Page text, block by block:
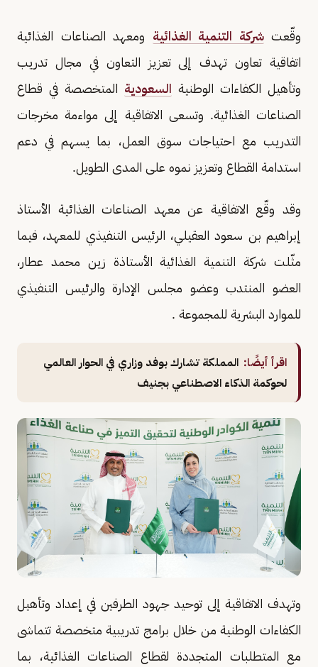
وقّعتشركة التنمية الغذائية ومعهد الصناعات الغذائية
اتفاقية تعاون تهدف إلى تعزيز التعاون في مجال تدريب
وتأهيل الكفاءات الوطنية السعودية المتخصصة في قطاع
الصناعات الغذائية. وتسعى الاتفاقية إلى مواءمة مخرجات
التدريب مع احتياجات سوق العمل، بما يسهم في دعم
استدامة القطاع وتعزيز نموه على المدى الطويل.
وقد وقّع الاتفاقية عن معهد الصناعات الغذائية الأستاذ
إبراهيم بن سعود العقيلي، الرئيس التنفيذي للمعهد، فيما
مثّلت شركة التنمية الغذائية الأستاذة زين محمد عطار،
العضو المنتدب وعضو مجلس الإدارة والرئيس التنفيذي
للموارد البشرية للمجموعة .
اقرأ أيضًا: المملكة تشارك بوفد وزاري في الحوار العالمي
لحوكمة الذكاء الاصطناعي بجنيف
وتهدف الاتفاقية إلى توحيد جهود الطرفين في إعداد وتأهيل
الكفاءات الوطنية من خلال برامج تدريبية متخصصة تتماشى
مع المتطلبات المتجددة لقطاع الصناعات الغذائية، بما